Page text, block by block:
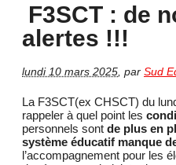
F3SCT : de
alertes !!!
lundi 10 mars 2025 par Sud
La F3SCT(ex CHSCT) du
rappeler à quel point les
personnels sont de plus en
système éducatif manque
l’accompagnement pour les